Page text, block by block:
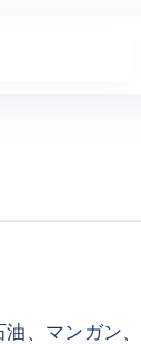
油、マンガン